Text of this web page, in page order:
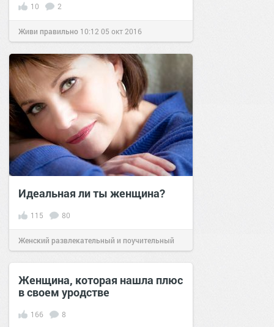
10 2
Живи правильно 10:12 05 окт 2016
Идеальная ли ты женщина?
115 80
Женский развлекательный и поучительный
сайт.13:46 11 июн 2020
Женщина, которая нашла плюс
в своем уродстве
166 8